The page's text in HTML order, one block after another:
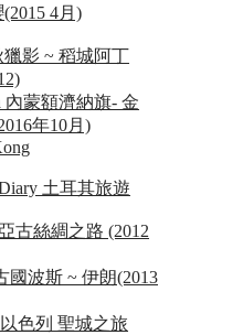
4月)
獵影 ~ 稻城阿丁
內蒙額濟納旗- 金
年10月)
土耳其旅遊
古絲綢之路 (2012
國波斯 ~ 伊朗(2013
以色列 聖城之旅